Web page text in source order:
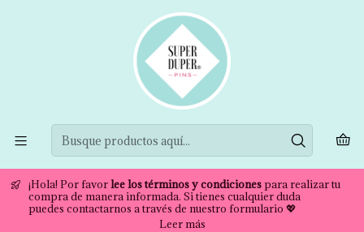
¡Hola! Por favorlee los términos y condicionespara realizar tu
compra de manera informada. Si tienes cualquier duda
puedes contactarnos a través de nuestro formulario 💖
Leer más